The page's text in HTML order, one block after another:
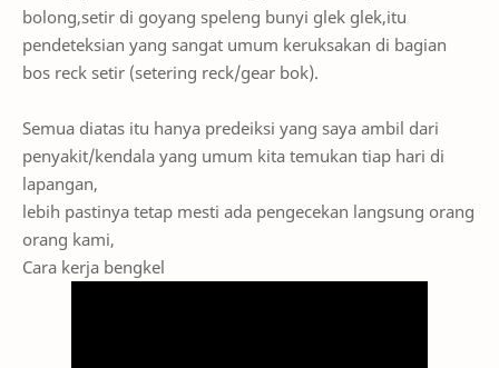
bolong,setir di goyang speleng bunyi glek glek,itu
pendeteksian yang sangat umum keruksakan di bagian
bos reck setir (setering reck/gear bok).
Semua diatas itu hanya predeiksi yang saya ambil dari
penyakit/kendala yang umum kita temukan tiap hari di
lapangan,
lebih pastinya tetap mesti ada pengecekan langsung orang
orang kami,
Cara kerja bengkel